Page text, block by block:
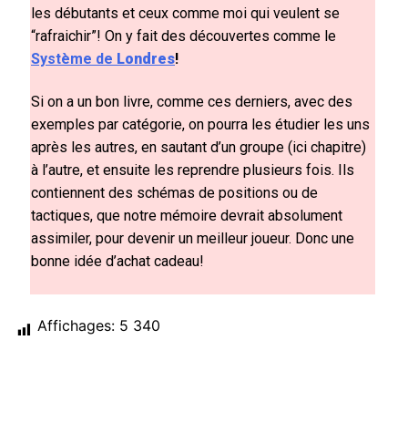
les débutants et ceux comme moi qui veulent se
“rafraichir”! On y fait des découvertes comme le
Système de Londres!
Si on a un bon livre, comme ces derniers, avec des
exemples par catégorie, on pourra les étudier les uns
après les autres, en sautant d’un groupe (ici chapitre)
à l’autre, et ensuite les reprendre plusieurs fois. Ils
contiennent des schémas de positions ou de
tactiques, que notre mémoire devrait absolument
assimiler, pour devenir un meilleur joueur. Donc une
bonne idée d’achat cadeau!
Affichages: 5 340